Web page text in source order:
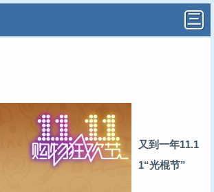
又到一年11.1
1“光棍节”